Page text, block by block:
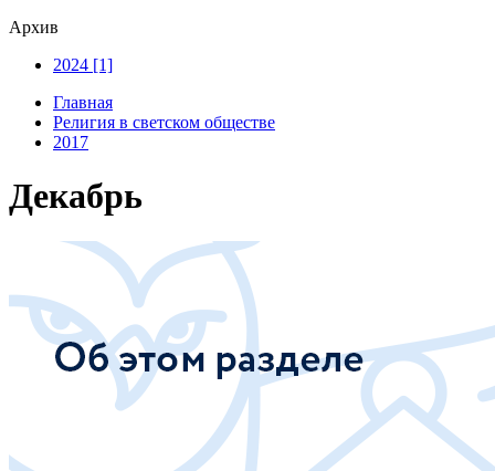
Архив
2024 [1]
Главная
Религия в светском обществе
2017
Декабрь